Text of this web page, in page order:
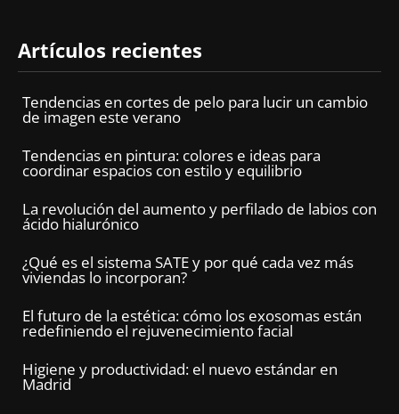
Artículos recientes
Tendencias en cortes de pelo para lucir un cambio
de imagen este verano
Tendencias en pintura: colores e ideas para
coordinar espacios con estilo y equilibrio
La revolución del aumento y perfilado de labios con
ácido hialurónico
¿Qué es el sistema SATE y por qué cada vez más
viviendas lo incorporan?
El futuro de la estética: cómo los exosomas están
redefiniendo el rejuvenecimiento facial
Higiene y productividad: el nuevo estándar en
Madrid